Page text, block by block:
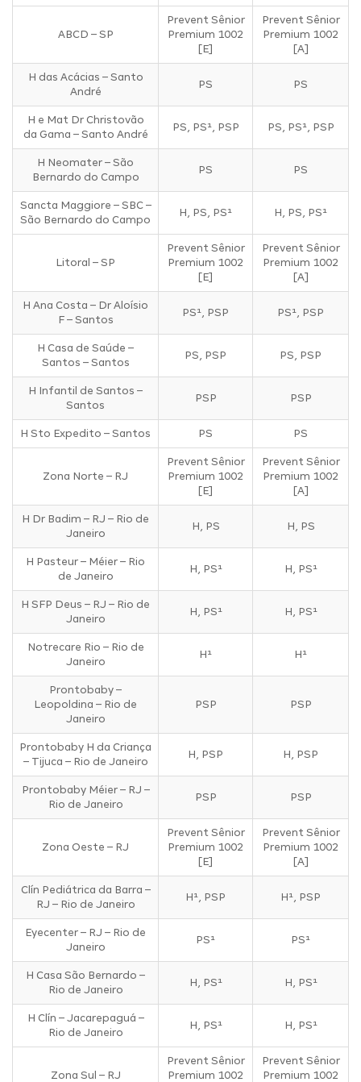
ABCD – SP
Prevent Sênior
Premium 1002
[E]
Prevent Sênior
Premium 1002
[A]
H das Acácias – Santo
André
PS PS
H e Mat Dr Christovão
da Gama – Santo André
PS, PS¹, PSP PS, PS¹, PSP
H Neomater – São
Bernardo do Campo
PS PS
Sancta Maggiore – SBC –
São Bernardo do Campo
H, PS, PS¹ H, PS, PS¹
Litoral – SP
Prevent Sênior
Premium 1002
[E]
Prevent Sênior
Premium 1002
[A]
H Ana Costa – Dr Aloísio
F – Santos
PS¹, PSP PS¹, PSP
H Casa de Saúde –
Santos – Santos
PS, PSP PS, PSP
H Infantil de Santos –
Santos
PSP PSP
H Sto Expedito – Santos PS PS
Zona Norte – RJ
Prevent Sênior
Premium 1002
[E]
Prevent Sênior
Premium 1002
[A]
H Dr Badim – RJ – Rio de
Janeiro
H, PS H, PS
H Pasteur – Méier – Rio
de Janeiro
H, PS¹ H, PS¹
H SFP Deus – RJ – Rio de
Janeiro
H, PS¹ H, PS¹
Notrecare Rio – Rio de
Janeiro
H¹ H¹
Prontobaby –
Leopoldina – Rio de
Janeiro
PSP PSP
Prontobaby H da Criança
– Tijuca – Rio de Janeiro
H, PSP H, PSP
Prontobaby Méier – RJ –
Rio de Janeiro
PSP PSP
Zona Oeste – RJ
Prevent Sênior
Premium 1002
[E]
Prevent Sênior
Premium 1002
[A]
Clín Pediátrica da Barra –
RJ – Rio de Janeiro
H¹, PSP H¹, PSP
Eyecenter – RJ – Rio de
Janeiro
PS¹ PS¹
H Casa São Bernardo –
Rio de Janeiro
H, PS¹ H, PS¹
H Clín – Jacarepaguá –
Rio de Janeiro
H, PS¹ H, PS¹
Zona Sul – RJ
Prevent Sênior
Premium 1002
Prevent Sênior
Premium 1002